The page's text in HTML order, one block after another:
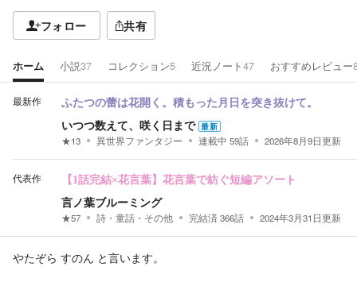
フォロー 共有
ホーム 小説37 コレクション5 近況ノート47 おすすめレビュー
最新作 ふたつの蕾は花開く。積もった月日を突き抜けて。
いつつ数えて、咲く日まで 最新
★13 異世界ファンタジー 連載中 59話 2026年8月9日更新
代表作 【1話完結×花言葉】花言葉で紡ぐ短編アソート
言ノ葉ブルーミング
★57 詩・童話・その他 完結済366話 2024年3月31日更新
やたぞら すのん と言います。